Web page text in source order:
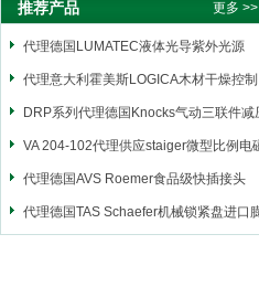
推荐产品 更多 >>
代理德国LUMATEC液体光导紫外光源
代理意大利霍美斯LOGICA木材干燥控制
仪
DRP系列代理德国Knocks气动三联件减
阀
VA 204-102代理供应staiger微型比例电
阀
代理德国AVS Roemer食品级快插接头
代理德国TAS Schaefer机械锁紧盘进口